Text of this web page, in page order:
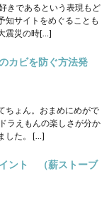
きであるという表現もど
サイトをめぐることも
震災の時[…]
カビを防ぐ方法発
ょん。おまめにめがで
ラえもんの楽しさが分か
した。 […]
ント （薪ストーブ